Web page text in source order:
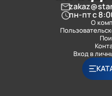
пн-пт с
О
Вход в